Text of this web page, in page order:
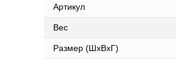
Артикул
Вес
Размер (ШxВxГ)